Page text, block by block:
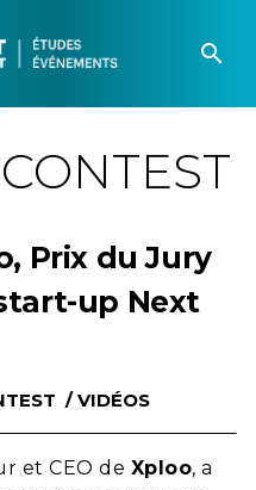
search
Prix du Jury
up Next
/VIDÉOS
et CEO de Xploo, a